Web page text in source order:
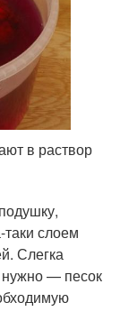
в раствор
слоем
Слегка
— песок